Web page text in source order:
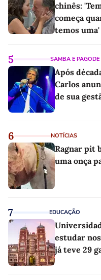
chinês:
começa
temos uma'
5 SAMBA E PAGODE
Após
Carlos
de sua
6 NOTÍCIAS
Ragnar pit
uma onça
7 EDUCAÇÃO
estudar
já teve 29